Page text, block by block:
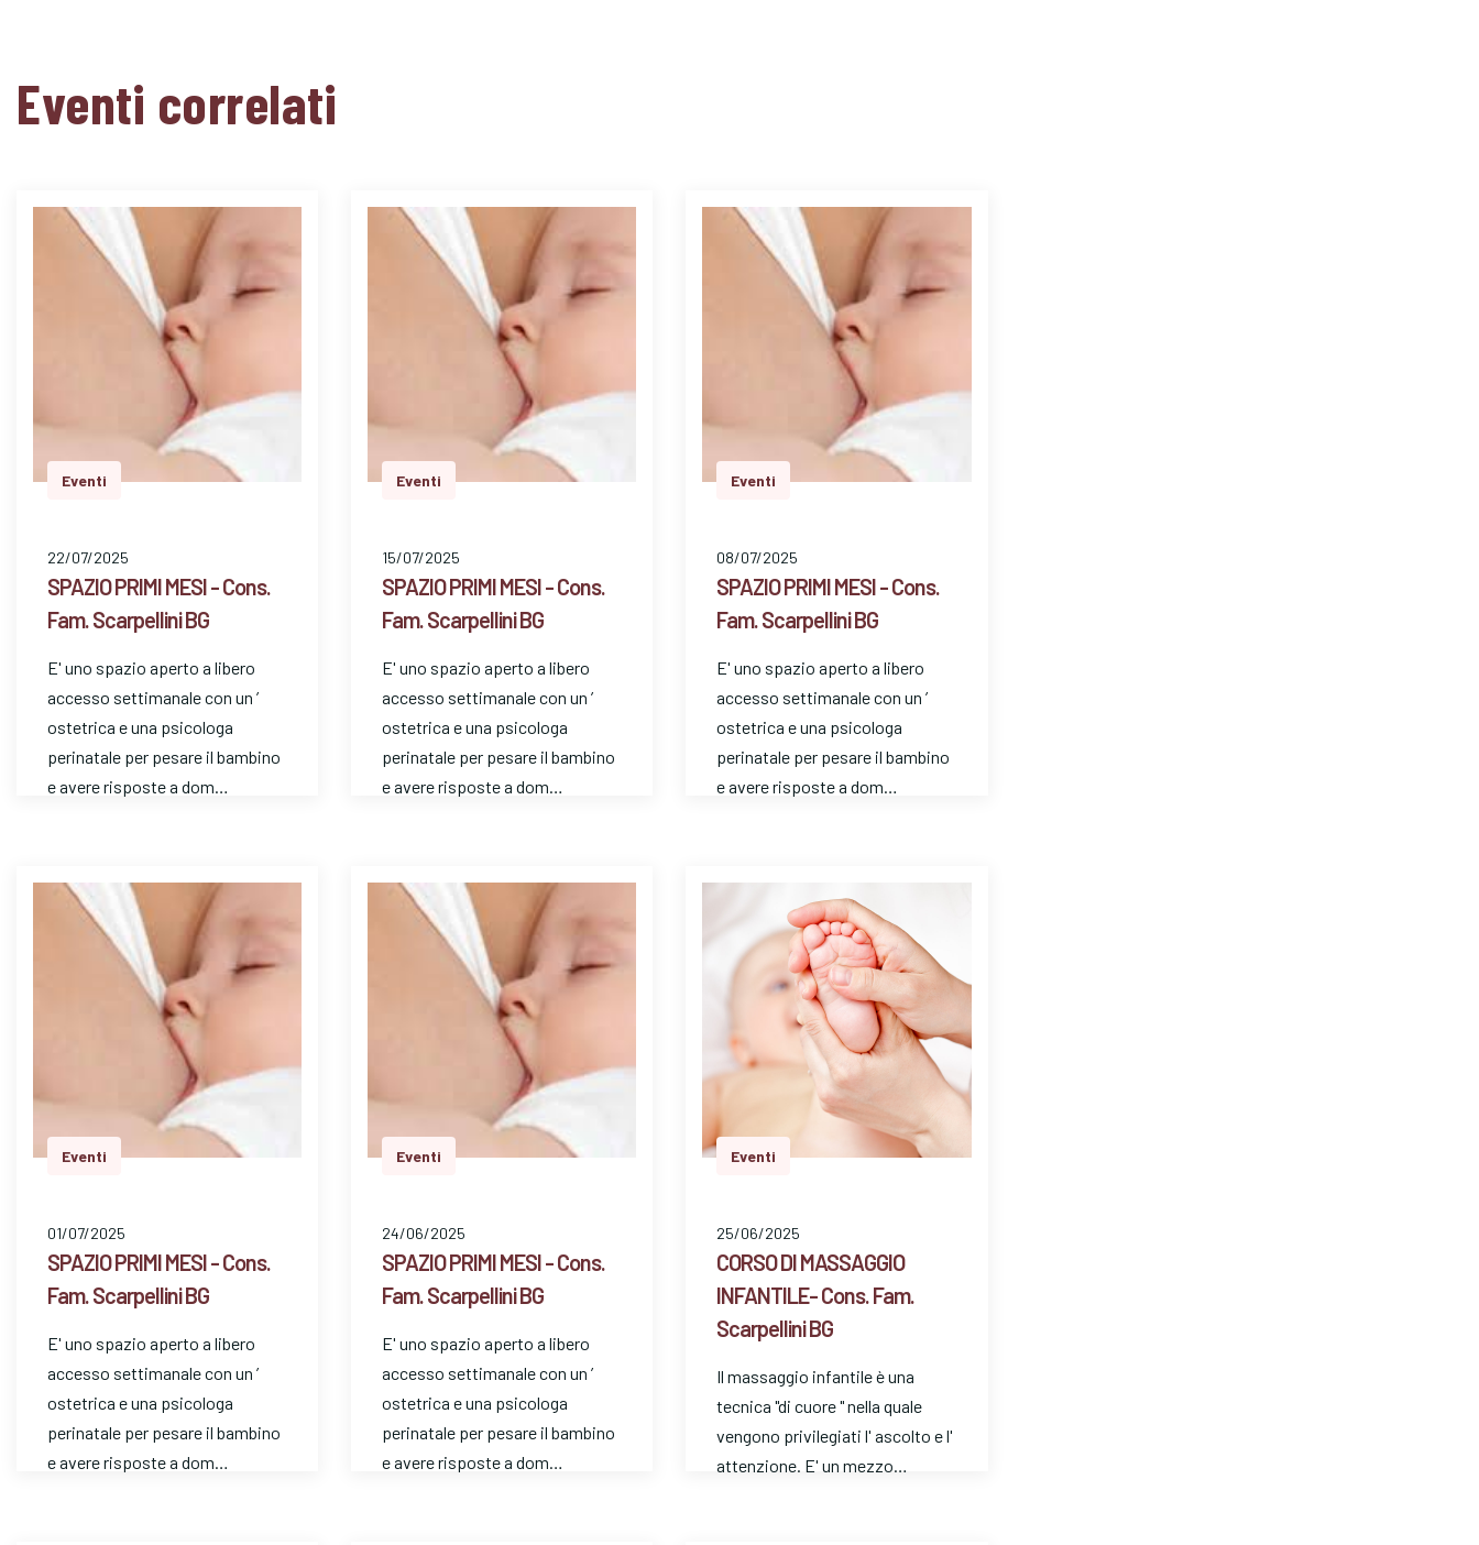
Eventi correlati
Eventi
22/07/2025
SPAZIO PRIMI MESI - Cons.
Fam. Scarpellini BG
E' uno spazio aperto a libero
accesso settimanale con un ’
ostetrica e una psicologa
perinatale per pesare il bambino
e avere risposte a dom…
Eventi
15/07/2025
SPAZIO PRIMI MESI - Cons.
Fam. Scarpellini BG
E' uno spazio aperto a libero
accesso settimanale con un ’
ostetrica e una psicologa
perinatale per pesare il bambino
e avere risposte a dom…
Eventi
08/07/2025
SPAZIO PRIMI MESI - Cons.
Fam. Scarpellini BG
E' uno spazio aperto a libero
accesso settimanale con un ’
ostetrica e una psicologa
perinatale per pesare il bambino
e avere risposte a dom…
Eventi
01/07/2025
SPAZIO PRIMI MESI - Cons.
Fam. Scarpellini BG
E' uno spazio aperto a libero
accesso settimanale con un ’
ostetrica e una psicologa
perinatale per pesare il bambino
e avere risposte a dom…
Eventi
24/06/2025
SPAZIO PRIMI MESI - Cons.
Fam. Scarpellini BG
E' uno spazio aperto a libero
accesso settimanale con un ’
ostetrica e una psicologa
perinatale per pesare il bambino
e avere risposte a dom…
Eventi
25/06/2025
CORSO DI MASSAGGIO
INFANTILE- Cons. Fam.
Scarpellini BG
Il massaggio infantile è una
tecnica "di cuore " nella quale
vengono privilegiati l' ascolto e l'
attenzione. E' un mezzo…